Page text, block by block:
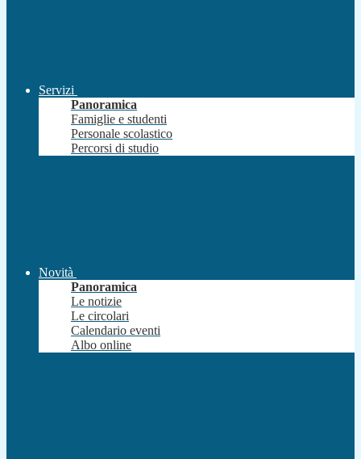
Servizi
Panoramica
Famiglie e studenti
Personale scolastico
Percorsi di studio
Novità
Panoramica
Le notizie
Le circolari
Calendario eventi
Albo online